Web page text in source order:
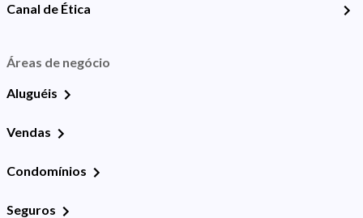
Canal de Ética
Áreas de negócio
Aluguéis
Vendas
Condomínios
Seguros